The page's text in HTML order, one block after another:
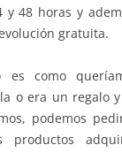
48 horas y
gratuita.
como
o era un regalo
podemos